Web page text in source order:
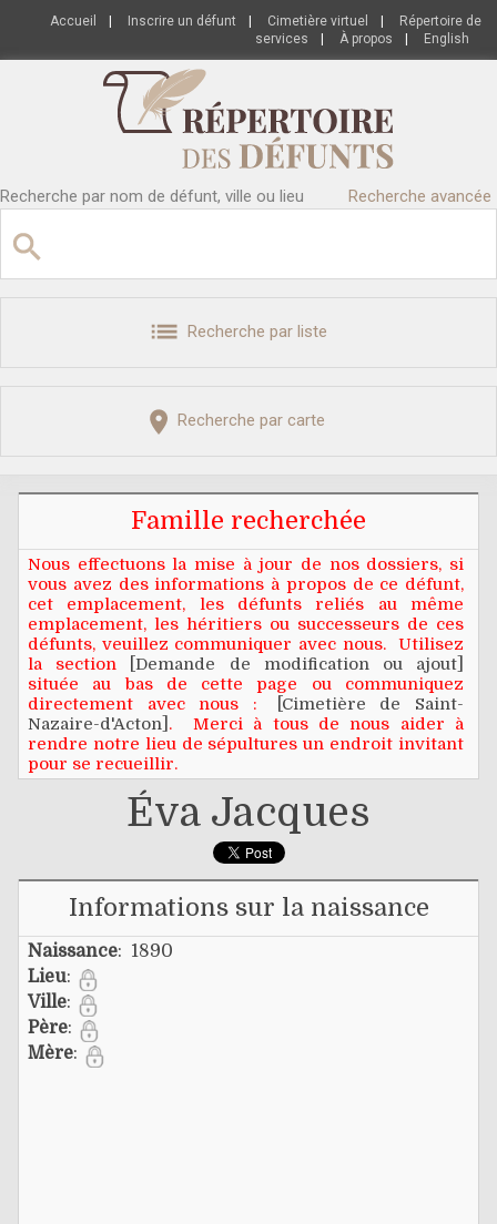
Accueil Inscrire un défunt Cimetière virtuel
Répertoire de
services
À propos English
Recherche par nom de défunt, ville ou lieu Recherche avancée
Recherche par liste
Recherche par carte
Famille recherchée
Nous effectuons la mise à jour de nos dossiers, si
vous avez des informations à propos de ce défunt,
cet emplacement, les défunts reliés au même
emplacement, les héritiers ou successeurs de ces
défunts, veuillez communiquer avec nous. Utilisez
la section
[Demande de modification ou ajout]
située au bas de cette page ou communiquez
directement avec nous :
[Cimetière de Saint-
Nazaire-d'Acton] . Merci à tous de nous aider à
rendre notre lieu de sépultures un endroit invitant
pour se recueillir.
Éva Jacques
Informations sur la naissance
Naissance: 1890
Lieu:
Ville:
Père:
Mère: